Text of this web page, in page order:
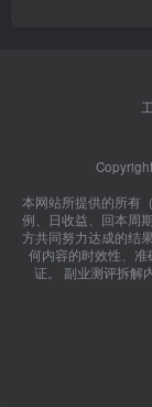
本网站所提供的所有
例、日收益、回本周
方共同努力达成的结
何内容的时效性、
证。 副业测评拆解